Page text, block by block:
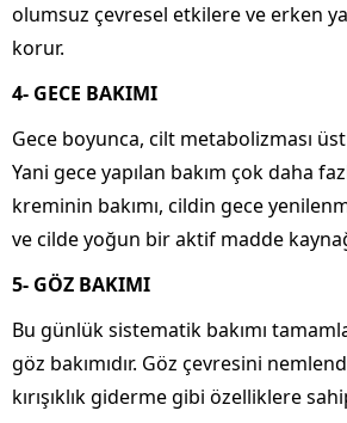
olumsuz çevresel etkilere ve erken
korur.
4- GECE BAKIMI
Gece boyunca, cilt metabolizması üst
Yani gece yapılan bakım çok daha
kreminin bakımı, cildin gece
ve cilde yoğun bir aktif madde
5- GÖZ BAKIMI
Bu günlük sistematik bakımı
göz bakımıdır. Göz çevresini
kırışıklık giderme gibi özelliklere